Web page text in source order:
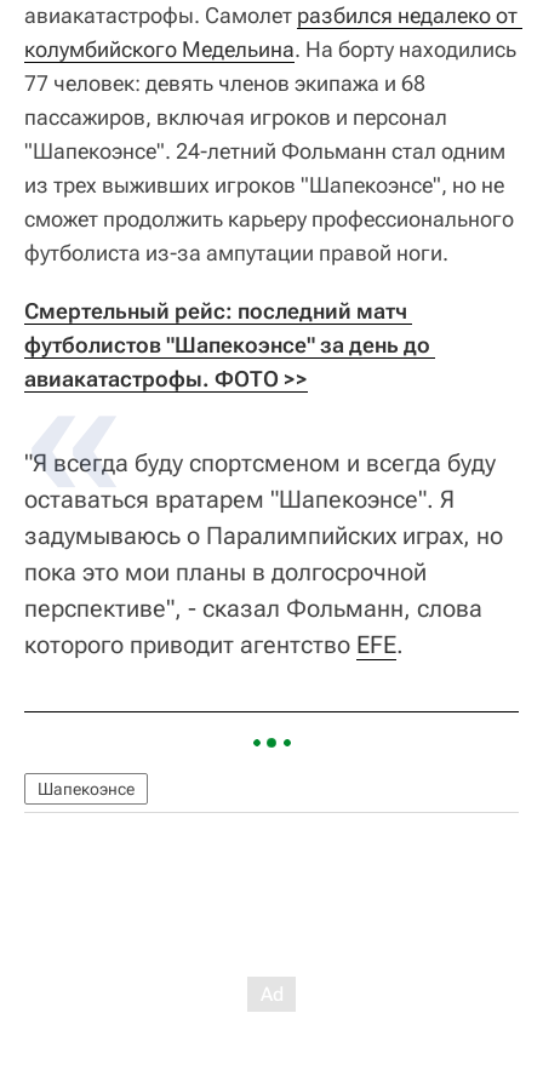
авиакатастрофы. Самолет разбился недалеко от
колумбийского Медельина. На борту находились
77 человек: девять членов экипажа и 68
пассажиров, включая игроков и персонал
"Шапекоэнсе". 24-летний Фольманн стал одним
из трех выживших игроков "Шапекоэнсе", но не
сможет продолжить карьеру профессионального
футболиста из-за ампутации правой ноги.
Смертельный рейс: последний матч
футболистов "Шапекоэнсе" за день до
авиакатастрофы. ФОТО >>
"Я всегда буду спортсменом и всегда буду
оставаться вратарем "Шапекоэнсе". Я
задумываюсь о Паралимпийских играх, но
пока это мои планы в долгосрочной
перспективе", - сказал Фольманн, слова
которого приводит агентство EFE.
Шапекоэнсе